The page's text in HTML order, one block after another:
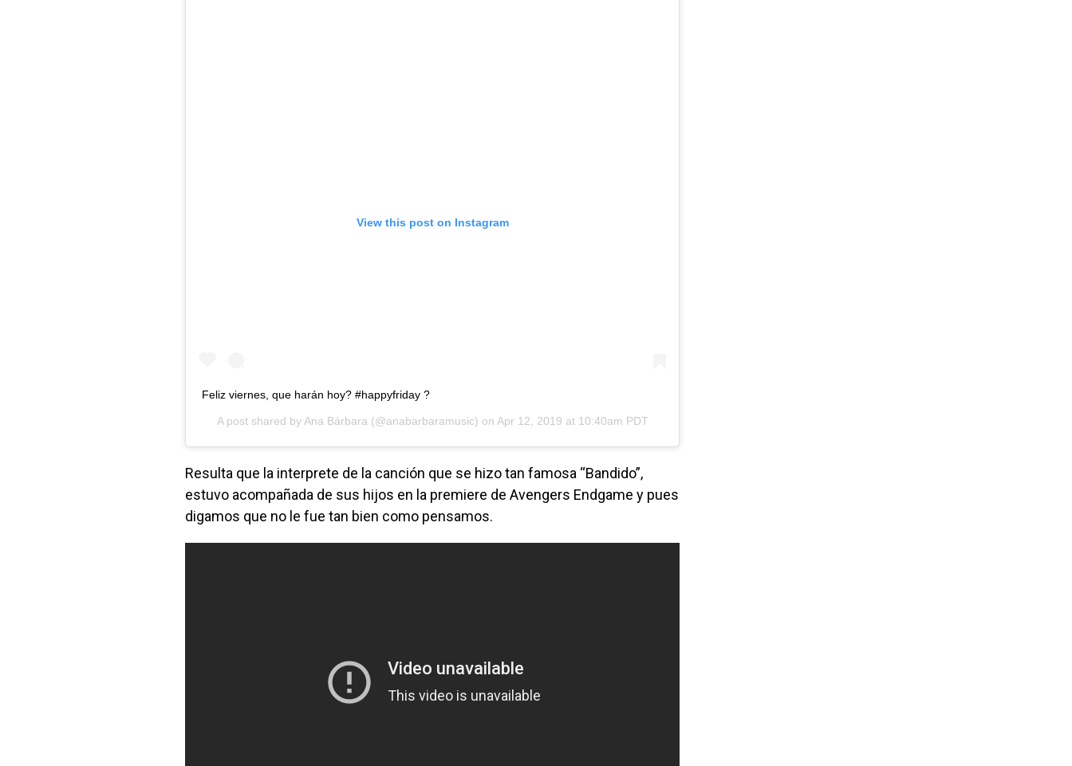
View this post on Instagram
Feliz viernes, que harán hoy? #happyfriday ?
A post shared byAna Bárbara(@anabarbaramusic) on Apr 12, 2019 at 10:40am PDT
Resulta que la interprete de la canción que se hizo tan famosa “Bandido”,
estuvo acompañada de sus hijos en la premiere de Avengers Endgame y pues
digamos que no le fue tan bien como pensamos.